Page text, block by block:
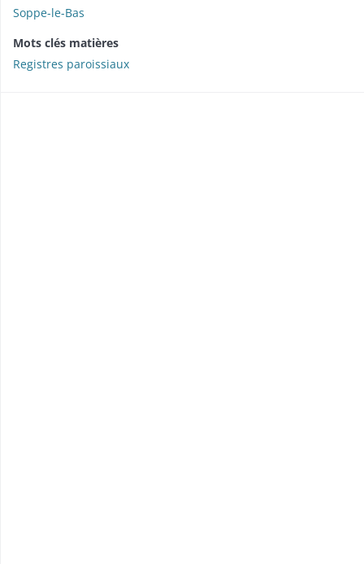
Soppe-le-Bas
Mots clés matières
Registres paroissiaux